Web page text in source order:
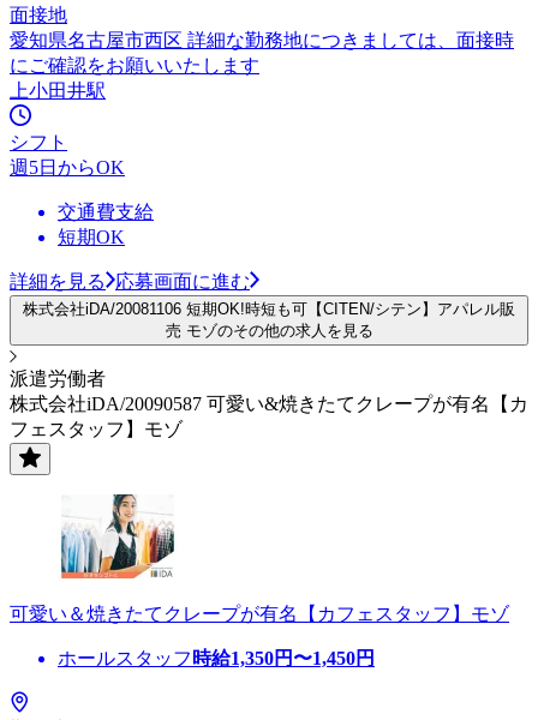
面接地
愛知県名古屋市西区 詳細な勤務地につきましては、面接時
にご確認をお願いいたします
上小田井駅
シフト
週5日からOK
交通費支給
短期OK
詳細を見る 応募画面に進む
株式会社iDA/20081106 短期OK!時短も可【CITEN/シテン】アパレル販
売 モゾのその他の求人を見る
派遣労働者
株式会社iDA/20090587 可愛い&焼きたてクレープが有名【カ
フェスタッフ】モゾ
可愛い＆焼きたてクレープが有名【カフェスタッフ】モゾ
ホールスタッフ 時給1,350円〜1,450円